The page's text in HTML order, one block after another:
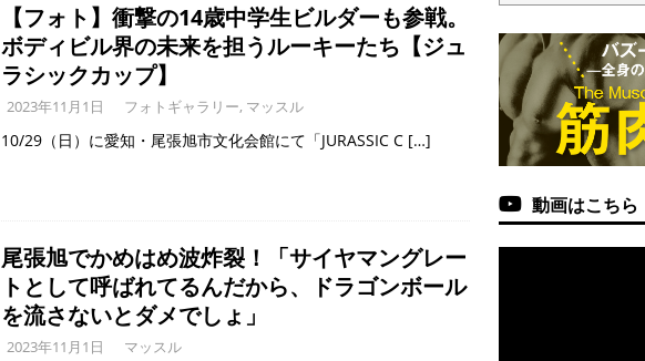
【フォト】衝撃の14歳中学生ビルダーも参戦。
ボディビル界の未来を担うルーキーたち【ジュ
ラシックカップ】
2023年11月1日 フォトギャラリー, マッスル
10/29（日）に愛知・尾張旭市文化会館にて「JURASSIC C […]
尾張旭でかめはめ波炸裂！「サイヤマングレー
トとして呼ばれてるんだから、ドラゴンボール
を流さないとダメでしょ」
2023年11月1日 マッスル
動画はこちら